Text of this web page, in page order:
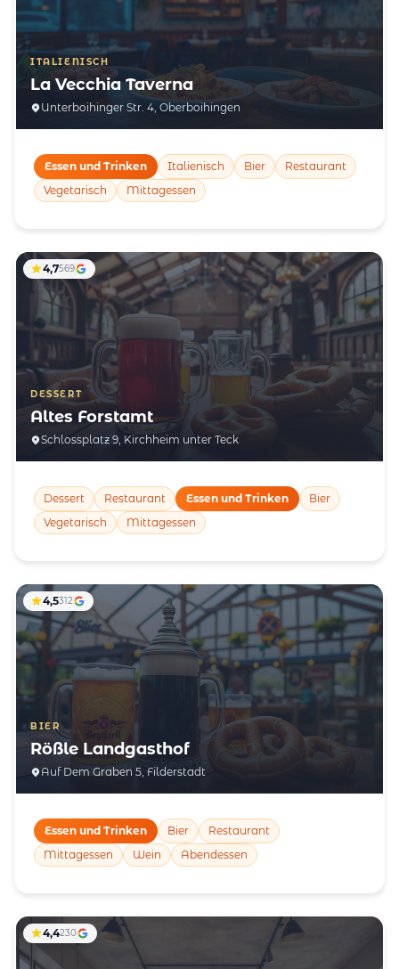
ITALIENISCH
La Vecchia Taverna
Unterboihinger Str. 4, Oberboihingen
Essen und Trinken Italienisch Bier
Restaurant
Vegetarisch
Mittagessen
DESSERT
Altes Forstamt
Schlossplatz 9, Kirchheim unter Teck
4,7569
Dessert Restaurant Essen und Trinken
Bier
Vegetarisch
Mittagessen
BIER
Rößle Landgasthof
Auf Dem Graben 5, Filderstadt
4,5312
Essen und Trinken Bier
Restaurant
Mittagessen
Wein Abendessen
4,4230